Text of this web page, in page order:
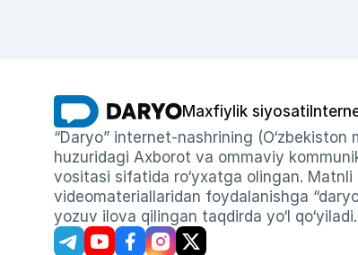
Maxfiylik siyosati
“Daryo” internet-nashrining
huzuridagi Axborot va ommaviy
vositasi sifatida ro‘yxatga olingan.
videomateriallaridan foydalanishga
yozuv ilova qilingan taqdirda yo‘l qo‘yiladi.